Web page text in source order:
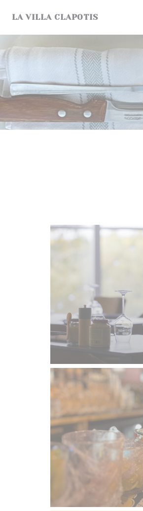
LA VILLA CLAPOTIS